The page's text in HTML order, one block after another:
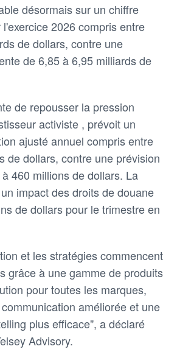
désormais sur un chiffre
2026 compris entre
de dollars, contre une
de 6,85 à 6,95 milliards de
de repousser la pression
activiste , prévoit un
ajusté annuel compris entre
de dollars, contre une prévision
460 millions de dollars. La
impact des droits de douane
de dollars pour le trimestre en
et les stratégies commencent
grâce à une gamme de produits
pour toutes les marques,
améliorée et une
plus efficace", a déclaré
Advisory.